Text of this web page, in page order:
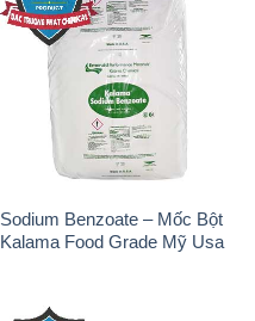
Sodium Benzoate – Mốc Bột
Kalama Food Grade Mỹ Usa